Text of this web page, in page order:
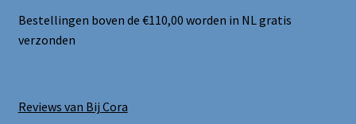
Bestellingen boven de €110,00 worden in NL gratis
verzonden
Reviews van Bij Cora